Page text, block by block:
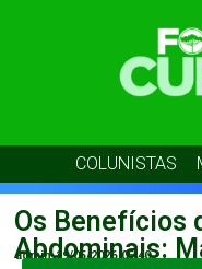
COLUNISTAS
Os Benefícios
Abdominais:
admin 29/05/2026 05:40